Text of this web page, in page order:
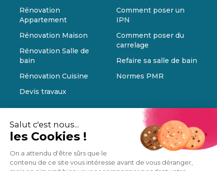
Salut c'est nous...
les Cookies !
On a attendu d'être sûrs que le
contenu de ce site vous intéresse avant de vous déranger,
Rénovation
Appartement
Rénovation Maison
Rénovation Salle de
bain
Rénovation Cuisine
Devis travaux
Comment poser un
IPN
Comment poser du
carrelage
Refaire sa salle de bain
Normes PMR